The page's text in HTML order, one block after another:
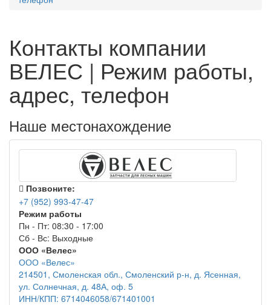
Контакты компании
ВЕЛЕС | Режим работы,
адрес, телефон
Наше местонахождение
Позвоните:
+7 (952) 993-47-47
Режим работы
Пн - Пт: 08:30 - 17:00
Сб - Вс: Выходные
ООО «Велес»
ООО «Велес»
214501, Смоленская обл., Смоленский р-н, д. Ясенная,
ул. Солнечная, д. 48А, оф. 5
ИНН/КПП: 6714046058/671401001